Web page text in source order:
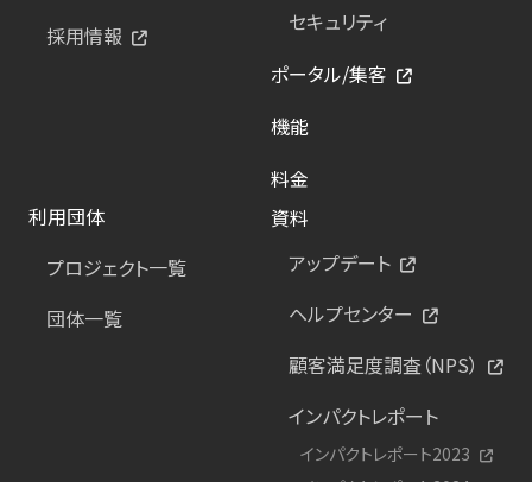
採用情報
セキュリティ
ポータル/集客
機能
料金
利用団体
プロジェクト一覧
団体一覧
資料
アップデート
ヘルプセンター
顧客満足度調査（NPS）
インパクトレポート
インパクトレポート2023